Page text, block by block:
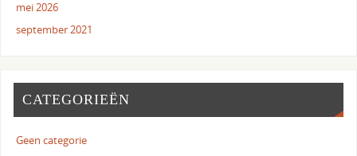
mei 2026
september 2021
CATEGORIEËN
Geen categorie